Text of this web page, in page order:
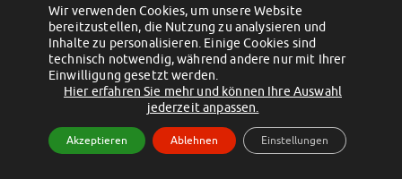
MIT einander – FÜR einander
Wohnheimtutoren
Schadensmeldung
Wohnen-FAQ
Dokumente
AnsprechpartnerInnen
Soziales & Beratung
Was ist die Studienstarthilfe?
(c) 2012 - 2026 by Studentenwerk Magdeburg - Anstalt des öffentlichen
Rechts
Facebook
Instagram TikTok
Youtube
Impressum
Datenschutzerklärung Erklärung zur Barrierefreiheit
Wir verwenden Cookies, um unsere Website
bereitzustellen, die Nutzung zu analysieren und
Inhalte zu personalisieren. Einige Cookies sind
technisch notwendig, während andere nur mit Ihrer
Einwilligung gesetzt werden.
Hier erfahren Sie mehr und können Ihre Auswahl
jederzeit anpassen.
Akzeptieren Ablehnen Einstellungen